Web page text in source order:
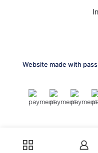
Website made with